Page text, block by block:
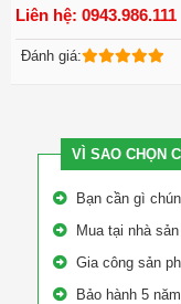
Được xếp
hạng5.005
Liên hệ: 0943.986.111
Đánh giá:
VÌ SAO CHỌN
Bạn cần gì
Mua tại nhà
Gia công sản
Bảo hành 5